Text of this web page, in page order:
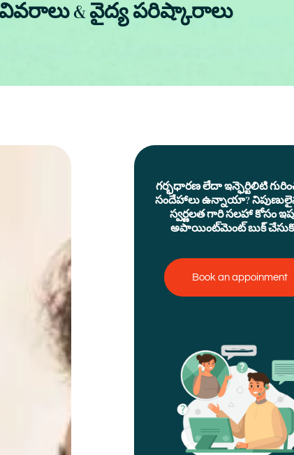
& వైద్య పరిష్కారాలు
గర్భధారణ లేదా ఇన్ఫెర్టిలిటి
సందేహాలు ఉన్నాయా?
స్వర్ణలత గారి సలహా కోసం
అపాయింట్‌మెంట్ బుక్
Book an appoinment